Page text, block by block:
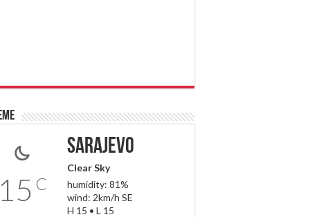
C
Sarajevo
Clear Sky
humidity: 81%
wind: 2km/h SE
H 15 • L 15